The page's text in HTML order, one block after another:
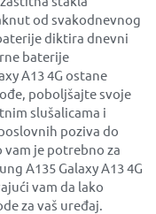
od svakodnevnog
diktira dnevni
baterije
A13 4G ostane
poboljšajte svoje
slušalicama i
poziva do
je potrebno za
A135 Galaxy A13 4G
vam da lako
za vaš uređaj.